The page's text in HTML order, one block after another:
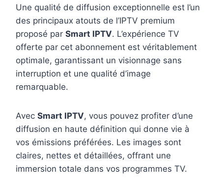
Une qualité de diffusion exceptionnelle est l’un
des principaux atouts de l’IPTV premium
proposé par Smart IPTV. L’expérience TV
offerte par cet abonnement est véritablement
optimale, garantissant un visionnage sans
interruption et une qualité d’image
remarquable.
Avec Smart IPTV, vous pouvez profiter d’une
diffusion en haute définition qui donne vie à
vos émissions préférées. Les images sont
claires, nettes et détaillées, offrant une
immersion totale dans vos programmes TV.